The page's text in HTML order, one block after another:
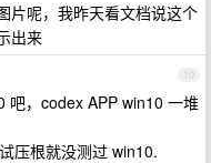
片呢，我昨天看文档说这个
出来
10
吧，codex APP win10 一堆
压根就没测过 win10.